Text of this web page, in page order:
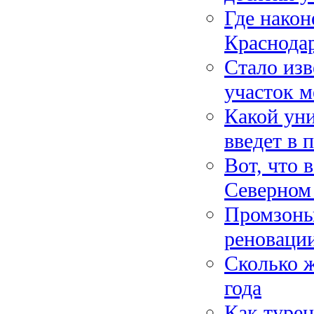
Где
Стало
участок
Какой
введет в
Вот, что
Сколько
года